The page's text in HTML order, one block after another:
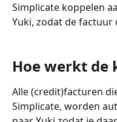
Simplicate koppelen
Yuki, zodat de
Hoe werkt de
Alle (credit)facturen
Simplicate, worden